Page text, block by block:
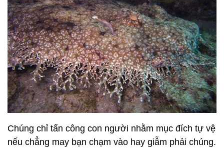
Chúng chỉ tấn công con người nhằm mục đích tự vệ
nếu chẳng may bạn chạm vào hay giẫm phải chúng.